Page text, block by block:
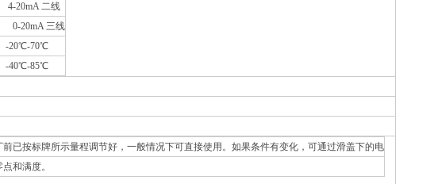
20mA 二线
三线
70℃
85℃
按标牌所示量程调节好，一般情况下可直接使用。如果条件有变化，可通过滑盖下的电
和满度。